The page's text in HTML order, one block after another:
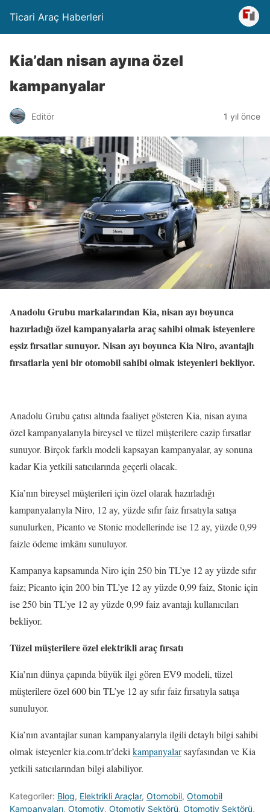
Ticari Araç Haberleri
Kia’dan nisan ayına özel
kampanyalar
Editör 1 yıl önce
Anadolu Grubu markalarından Kia, nisan ayı boyunca
hazırladığı özel kampanyalarla araç sahibi olmak isteyenlere
eşsiz fırsatlar sunuyor. Nisan ayı boyunca Kia Niro, avantajlı
fırsatlarla yeni bir otomobil sahibi olmak isteyenleri bekliyor.
Anadolu Grubu çatısı altında faaliyet gösteren Kia, nisan ayına
özel kampanyalarıyla bireysel ve tüzel müşterilere cazip fırsatlar
sunuyor. Birçok farklı modeli kapsayan kampanyalar, ay sonuna
kadar Kia yetkili satıcılarında geçerli olacak.
Kia’nın bireysel müşterileri için özel olarak hazırladığı
kampanyalarıyla Niro, 12 ay, yüzde sıfır faiz fırsatıyla satışa
sunulurken, Picanto ve Stonic modellerinde ise 12 ay, yüzde 0,99
faizle ödeme imkânı sunuluyor.
Kampanya kapsamında Niro için 250 bin TL’ye 12 ay yüzde sıfır
faiz; Picanto için 200 bin TL’ye 12 ay yüzde 0,99 faiz, Stonic için
ise 250 bin TL’ye 12 ay yüzde 0,99 faiz avantajı kullanıcıları
bekliyor.
Tüzel müşterilere özel elektrikli araç fırsatı
Kia’nın dünya çapında büyük ilgi gören EV9 modeli, tüzel
müşterilere özel 600 bin TL’ye 12 ay sıfır faiz fırsatıyla satışa
sunuluyor.
Kia’nın avantajlar sunan kampanyalarıyla ilgili detaylı bilgi sahibi
olmak isteyenler kia.com.tr’deki kampanyalarsayfasından ve Kia
yetkili satıcılarından bilgi alabiliyor.
Kategoriler: Blog, Elektrikli Araçlar, Otomobil, Otomobil
Kampanyaları, Otomotiv, Otomotiv Sektörü, Otomotiv Sektörü,